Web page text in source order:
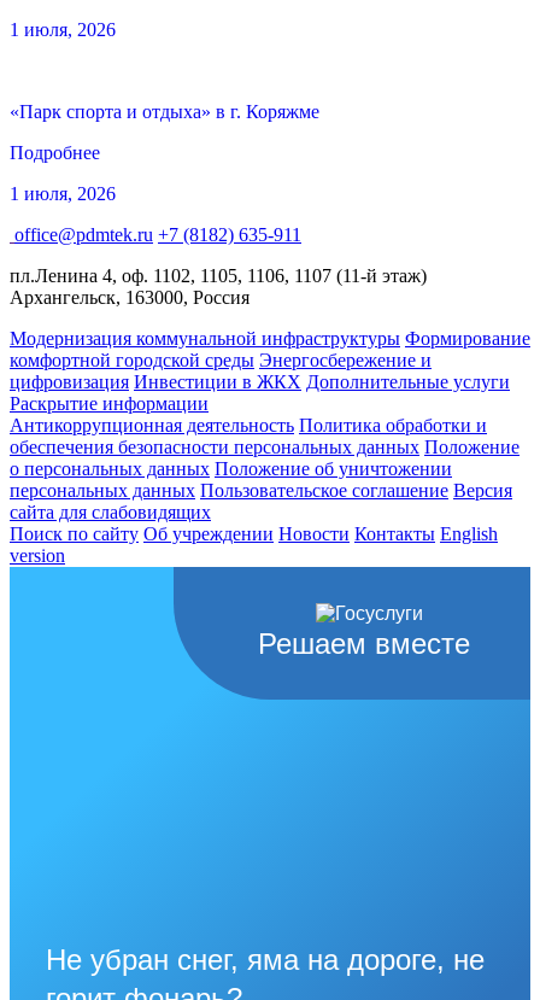
1 июля, 2026
«Парк спорта и отдыха» в г. Коряжме
Подробнее
1 июля, 2026
office@pdmtek.ru +7 (8182) 635-911
пл.Ленина 4, оф. 1102, 1105, 1106, 1107 (11-й этаж)
Архангельск, 163000, Россия
Модернизация коммунальной инфраструктуры Формирование
комфортной городской среды Энергосбережение и
цифровизация Инвестиции в ЖКХ Дополнительные услуги
Раскрытие информации
Антикоррупционная деятельность Политика обработки и
обеспечения безопасности персональных данных Положение
о персональных данных Положение об уничтожении
персональных данных Пользовательское соглашение Версия
сайта для слабовидящих
Поиск по сайту Об учреждении Новости Контакты English
version
Решаем вместе
Не убран снег, яма на дороге, не